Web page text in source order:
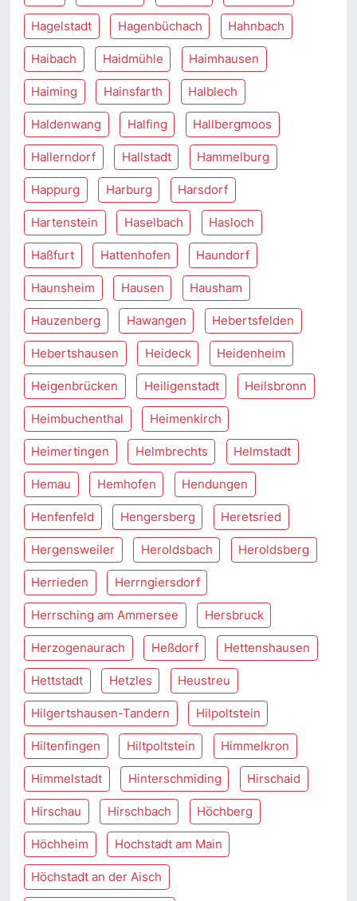
Hagelstadt Hagenbüchach Hahnbach
Haibach Haidmühle Haimhausen
Haiming Hainsfarth Halblech
Haldenwang Halfing Hallbergmoos
Hallerndorf Hallstadt Hammelburg
Happurg Harburg Harsdorf
Hartenstein Haselbach Hasloch
Haßfurt Hattenhofen Haundorf
Haunsheim Hausen Hausham
Hauzenberg Hawangen Hebertsfelden
Hebertshausen Heideck Heidenheim
Heigenbrücken Heiligenstadt Heilsbronn
Heimbuchenthal Heimenkirch
Heimertingen Helmbrechts Helmstadt
Hemau Hemhofen Hendungen
Henfenfeld Hengersberg Heretsried
Hergensweiler Heroldsbach Heroldsberg
Herrieden Herrngiersdorf
Herrsching am Ammersee Hersbruck
Herzogenaurach Heßdorf Hettenshausen
Hettstadt Hetzles Heustreu
Hilgertshausen-Tandern Hilpoltstein
Hiltenfingen Hiltpoltstein Himmelkron
Himmelstadt Hinterschmiding Hirschaid
Hirschau Hirschbach Höchberg
Höchheim Hochstadt am Main
Höchstadt an der Aisch